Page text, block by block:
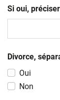
Si oui,
Divorce,
Oui
Non